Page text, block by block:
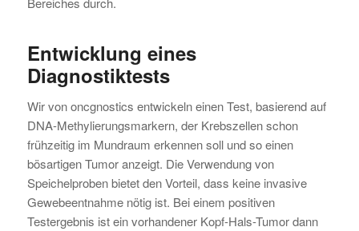
Entwicklung eines
Diagnostiktests
Wir von oncgnostics entwickeln einen Test, basierend auf
DNA-Methylierungsmarkern, der Krebszellen schon
frühzeitig im Mundraum erkennen soll und so einen
bösartigen Tumor anzeigt. Die Verwendung von
Speichelproben bietet den Vorteil, dass keine invasive
Gewebeentnahme nötig ist. Bei einem positiven
Testergebnis ist ein vorhandener Kopf-Hals-Tumor dann